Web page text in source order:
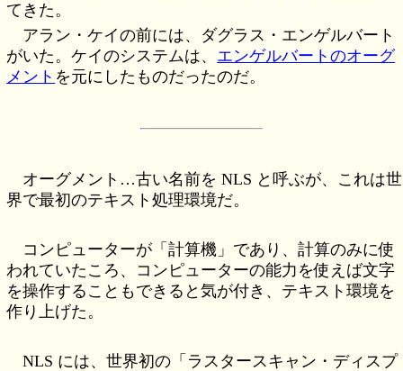
てきた。
アラン・ケイの前には、ダグラス・エンゲルバート
がいた。ケイのシステムは、 エンゲルバートのオーグ
メント を元にしたものだったのだ。
オーグメント…古い名前を NLS と呼ぶが、これは世
界で最初のテキスト処理環境だ。
コンピューターが「計算機」であり、計算のみに使
われていたころ、コンピューターの能力を使えば文字
を操作することもできると気が付き、テキスト環境を
作り上げた。
NLS には、世界初の「ラスタースキャン・ディスプ